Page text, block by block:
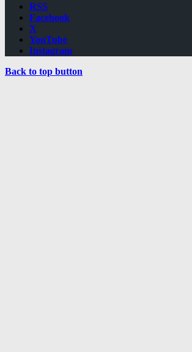
RSS
Facebook
X
YouTube
Instagram
Back to top button